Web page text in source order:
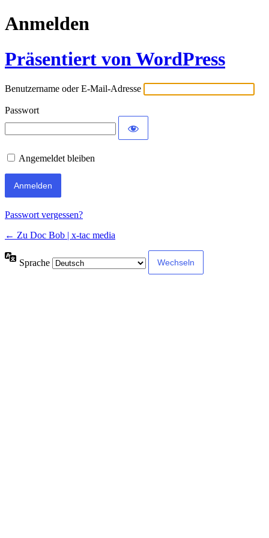
Anmelden
Präsentiert von WordPress
Benutzername oder E-Mail-Adresse
Passwort
Angemeldet bleiben
Passwort vergessen?
← Zu Doc Bob | x-tac media
Sprache